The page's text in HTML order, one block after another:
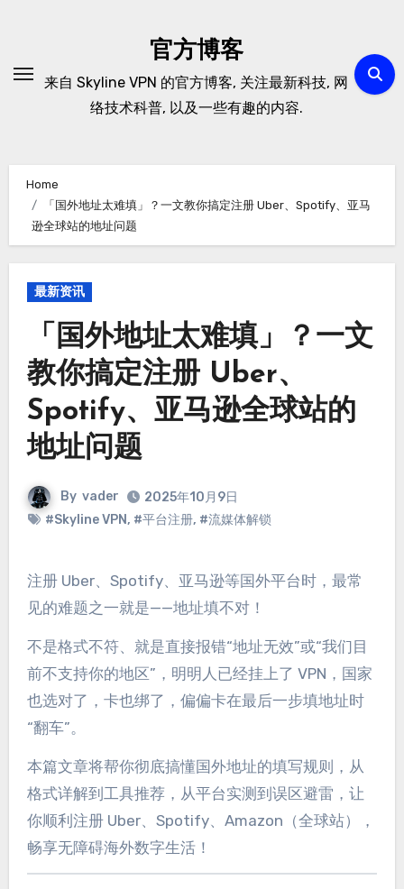
官方博客
来自 Skyline VPN 的官方博客, 关注最新科技, 网
络技术科普, 以及一些有趣的内容.
Home
「国外地址太难填」？一文教你搞定注册 Uber、Spotify、亚马
逊全球站的地址问题
最新资讯
「国外地址太难填」？一文
教你搞定注册 Uber、
Spotify、亚马逊全球站的
地址问题
By vader
2025年10月9日
#Skyline VPN, #平台注册, #流媒体解锁
注册 Uber、Spotify、亚马逊等国外平台时，最常
见的难题之一就是——地址填不对！
不是格式不符、就是直接报错“地址无效”或“我们目
前不支持你的地区”，明明人已经挂上了 VPN，国家
也选对了，卡也绑了，偏偏卡在最后一步填地址时
“翻车”。
本篇文章将帮你彻底搞懂国外地址的填写规则，从
格式详解到工具推荐，从平台实测到误区避雷，让
你顺利注册 Uber、Spotify、Amazon（全球站），
畅享无障碍海外数字生活！